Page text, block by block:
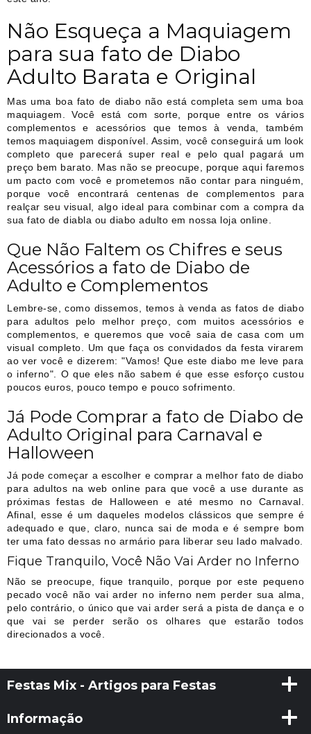
Não Esqueça a Maquiagem
para sua fato de Diabo
Adulto Barata e Original
Mas uma boa fato de diabo não está completa sem uma boa
maquiagem. Você está com sorte, porque entre os vários
complementos e acessórios que temos à venda, também
temos maquiagem disponível. Assim, você conseguirá um look
completo que parecerá super real e pelo qual pagará um
preço bem barato. Mas não se preocupe, porque aqui faremos
um pacto com você e prometemos não contar para ninguém,
porque você encontrará centenas de complementos para
realçar seu visual, algo ideal para combinar com a compra da
sua fato de diabla ou diabo adulto em nossa loja online.
Que Não Faltem os Chifres e seus
Acessórios a fato de Diabo de
Adulto e Complementos
Lembre-se, como dissemos, temos à venda as fatos de diabo
para adultos pelo melhor preço, com muitos acessórios e
complementos, e queremos que você saia de casa com um
visual completo. Um que faça os convidados da festa virarem
ao ver você e dizerem: "Vamos! Que este diabo me leve para
o inferno". O que eles não sabem é que esse esforço custou
poucos euros, pouco tempo e pouco sofrimento.
Já Pode Comprar a fato de Diabo de
Adulto Original para Carnaval e
Halloween
Já pode começar a escolher e comprar a melhor fato de diabo
para adultos na web online para que você a use durante as
próximas festas de Halloween e até mesmo no Carnaval.
Afinal, esse é um daqueles modelos clássicos que sempre é
adequado e que, claro, nunca sai de moda e é sempre bom
ter uma fato dessas no armário para liberar seu lado malvado.
Fique Tranquilo, Você Não Vai Arder no Inferno
Não se preocupe, fique tranquilo, porque por este pequeno
pecado você não vai arder no inferno nem perder sua alma,
pelo contrário, o único que vai arder será a pista de dança e o
que vai se perder serão os olhares que estarão todos
direcionados a você.
Festas Mix - Artigos para Festas
Informação